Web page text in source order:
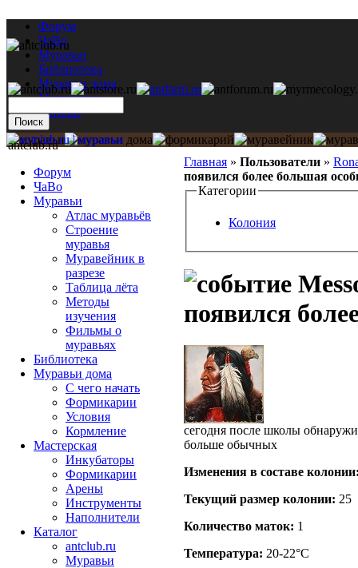
Форум
ЧаВо
Муравьи
Библиотека
Муравьи дома
Мастерская
Каталог
Главная » Пользователи »
появился более большая
Категории
Колония
появился
сегодня после школы
больше обычных
Изменения в составе
Текущий размер кoлонии: 25
Количество маток: 1
Температура: 20-22°C
antclub.ru
Форум
ЧаВо
Муравьи
Атлас муравьёв
Строение
муравья
Муравейник в
разрезе
Таблица лёта
Методы
изучения
Фильмы о
муравьях
Библиотека
Муравьи дома
С чего начать
Формикарии
Условия
Кормление
Мастерская
Инкубаторы
Формикарии
Арены
Инструменты
Наполнители
Каталог
antclub.ru
Муравьи